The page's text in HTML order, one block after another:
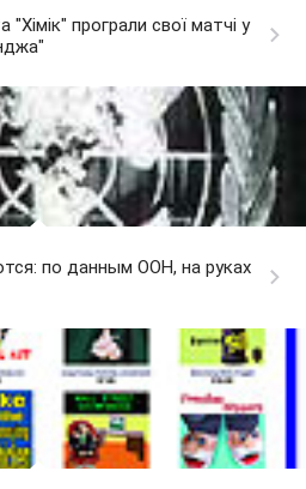
програли свої матчі у
по данным ООН, на руках